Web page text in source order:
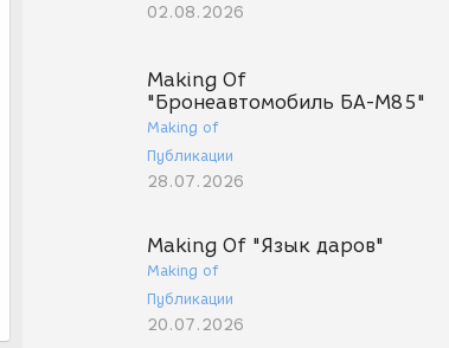
02.08.2026
Making Of
"Бронеавтомобиль БА-М85"
Making of
Публикации
28.07.2026
Making Of "Язык даров"
Making of
Публикации
20.07.2026